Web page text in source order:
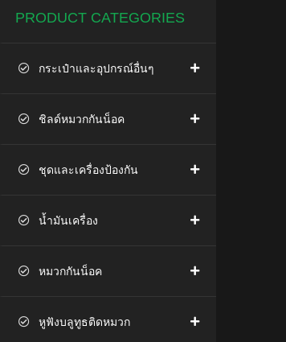
PRODUCT CATEGORIES
กระเป๋าและอุปกรณ์อื่นๆ
ชิลด์หมวกกันน็อค
ชุดและเครื่องป้องกัน
น้ำมันเครื่อง
หมวกกันน็อค
หูฟังบลูทูธติดหมวก